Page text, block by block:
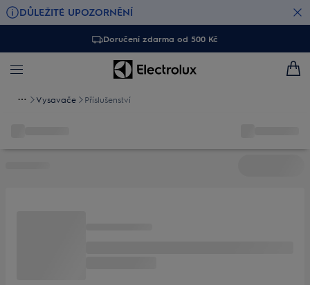
DŮLEŽITÉ UPOZORNĚNÍ
Doručení zdarma od 500 Kč
Vysavače Příslušenství